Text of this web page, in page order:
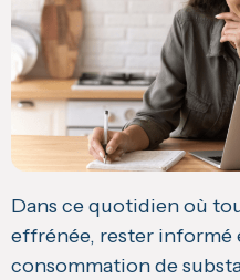
Dans ce quotidien où
effrénée, rester informé
consommation de